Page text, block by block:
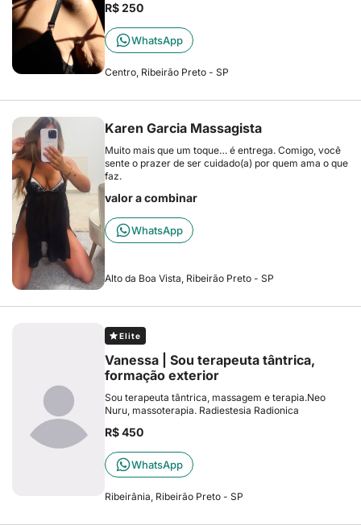
R$ 250
WhatsApp
Centro, Ribeirão Preto - SP
Karen Garcia Massagista
Muito mais que um toque… é entrega. Comigo, você
sente o prazer de ser cuidado(a) por quem ama o que
faz.
valor a combinar
WhatsApp
Alto da Boa Vista, Ribeirão Preto - SP
Elite
Vanessa | Sou terapeuta tântrica,
formação exterior
Sou terapeuta tântrica, massagem e terapia.Neo
Nuru, massoterapia. Radiestesia Radionica
R$ 450
WhatsApp
Ribeirânia, Ribeirão Preto - SP